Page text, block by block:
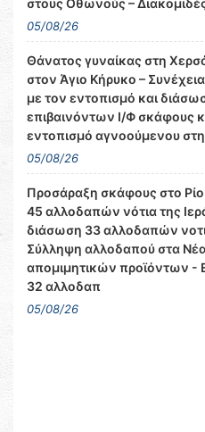
στους Οθωνούς –
05/08/26
Θάνατος γυναίκας στη
στον Άγιο Κήρυκο –
με τον εντοπισμό και
επιβαινόντων Ι/Φ σκάφους
εντοπισμό αγνοούμενου
05/08/26
Προσάραξη σκάφους στο
45 αλλοδαπών νότια της
διάσωση 33 αλλοδαπών
Σύλληψη αλλοδαπού στα
απομιμητικών προϊόντων -
32 αλλοδαπ
05/08/26